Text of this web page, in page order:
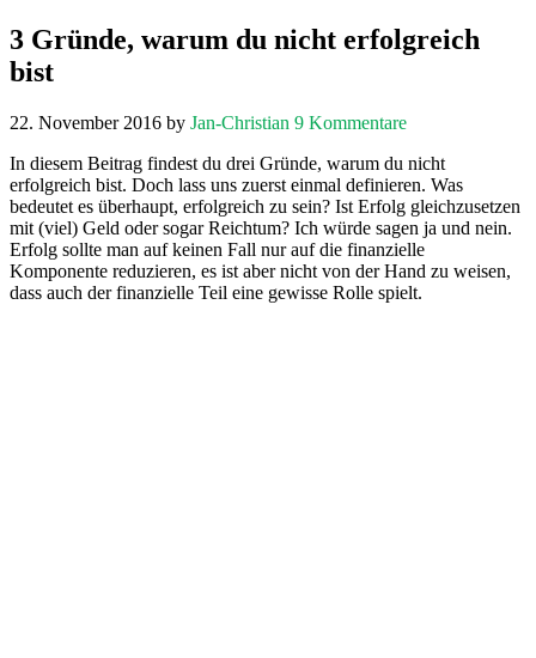
3 Gründe, warum du nicht erfolgreich
bist
22. November 2016 by Jan-Christian 9 Kommentare
In diesem Beitrag findest du drei Gründe, warum du nicht
erfolgreich bist. Doch lass uns zuerst einmal definieren. Was
bedeutet es überhaupt, erfolgreich zu sein? Ist Erfolg gleichzusetzen
mit (viel) Geld oder sogar Reichtum? Ich würde sagen ja und nein.
Erfolg sollte man auf keinen Fall nur auf die finanzielle
Komponente reduzieren, es ist aber nicht von der Hand zu weisen,
dass auch der finanzielle Teil eine gewisse Rolle spielt.